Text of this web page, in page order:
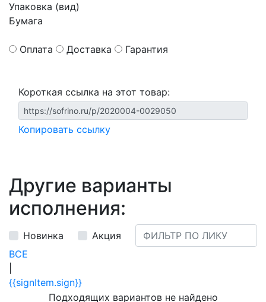
Упаковка (вид)
Бумага
Оплата Доставка Гарантия
Короткая ссылка на этот товар:
Копировать ссылку
Другие варианты
исполнения:
Новинка
Акция
ВСЕ
{{signItem.sign}}
Подходящих вариантов не найдено